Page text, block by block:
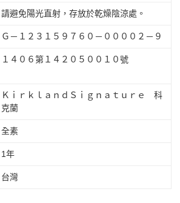
請避免陽光直射，存放於乾燥陰涼處。
Ｇ－１２３１５９７６０－００００２－９
１４０６第１４２０５００１０號
ＫｉｒｋｌａｎｄＳｉｇｎａｔｕｒｅ 科
克蘭
全素
1年
台灣